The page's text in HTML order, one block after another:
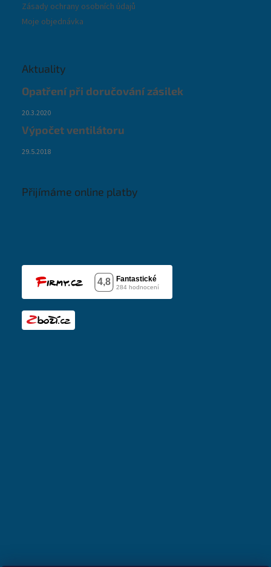
Zásady ochrany osobních údajů
Moje objednávka
Aktuality
Opatření při doručování zásilek
20.3.2020
Výpočet ventilátoru
29.5.2018
Přijímáme online platby